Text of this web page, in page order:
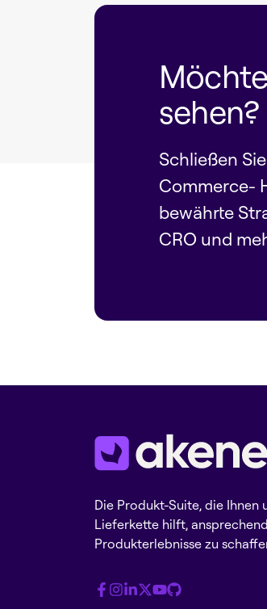
sehen?
Schließen
Commerce-
bewährte
CRO und
Die Produkt-Suite, die Ihnen
Lieferkette hilft,
Produkterlebnisse zu